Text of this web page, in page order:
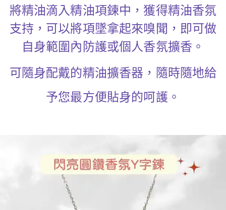
將精油滴入精油項鍊中，獲得精油香氛
支持，可以將項墜拿起來嗅聞，即可做
自身範圍內防護或個人香氛擴香。
可隨身配戴的精油擴香器，隨時隨地給
予您最方便貼身的呵護。